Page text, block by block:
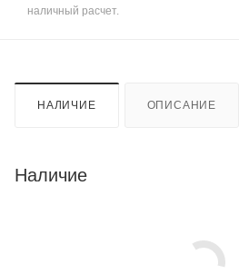
наличный расчет.
НАЛИЧИЕ ОПИСАНИЕ
Наличие